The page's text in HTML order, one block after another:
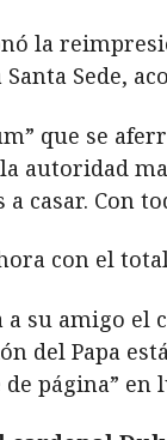
la
Sede,
que se
autoridad
casar. Con
con el
a su amigo
del Papa
página”